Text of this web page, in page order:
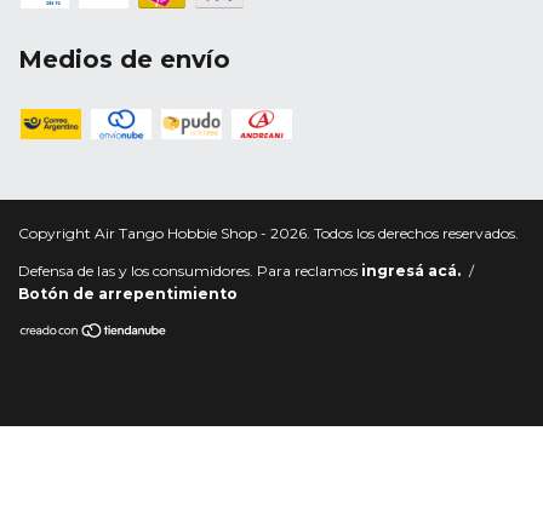
Medios de envío
Copyright Air Tango Hobbie Shop - 2026. Todos los derechos reservados.
Defensa de las y los consumidores. Para reclamos ingresá acá. /
Botón de arrepentimiento